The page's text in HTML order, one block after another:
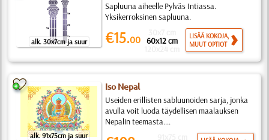
alk. 30x7cm ja suur
Sapluuna aiheelle Pylväs Intiassa.
Yksikerroksinen sapluuna.
€15.00 60x12 cm
LISÄÄ KOKOJA,
MUUT OPTIOT
alk. 91x75cm ja suur
Iso Nepal
Useiden erillisten sabluunoiden sarja, jonka
avulla voit luoda täydellisen maalauksen
Nepalin teemasta....